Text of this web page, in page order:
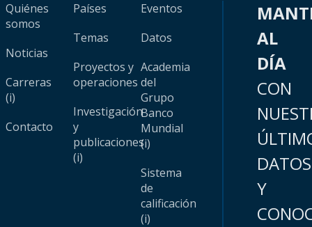
Quiénes
somos
Noticias
Carreras
(i)
Contacto
Países
Temas
Proyectos y
operaciones
Investigación
y
publicaciones
(i)
Eventos
Datos
Academia
del
Grupo
Banco
Mundial
(i)
Sistema
de
calificación
(i)
AL
DÍA
CON
DATOS
Y